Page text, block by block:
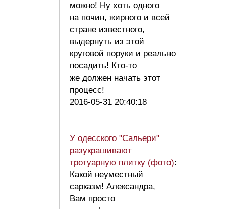
можно! Ну хоть одного
на почин, жирного и всей
стране известного,
выдернуть из этой
круговой поруки и реально
посадить! Кто-то
же должен начать этот
процесс!
2016-05-31 20:40:18
У одесского "Сальери"
разукрашивают
тротуарную плитку (фото):
Какой неуместный
сарказм! Александра,
Вам просто